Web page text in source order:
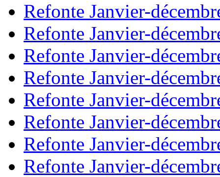
Refonte Janvier-
Refonte Janvier-
Refonte Janvier-
Refonte Janvier-
Refonte Janvier-
Refonte Janvier-
Refonte Janvier-
Refonte Janvier-